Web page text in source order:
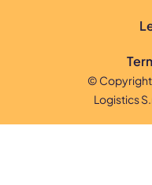
© Copyright
Logistics